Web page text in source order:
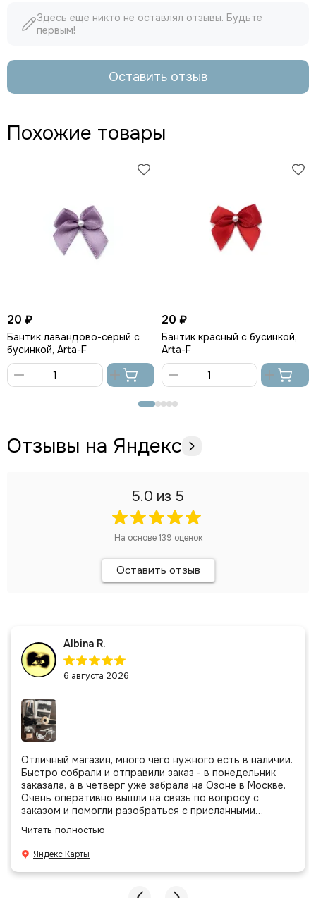
Здесь еще никто не оставлял отзывы. Будьте
первым!
Оставить отзыв
Похожие товары
20 ₽
Бантик лавандово-серый с
бусинкой, Arta-F
корзину
20 ₽
Бантик красный с бусинкой,
Arta-F
Отзывы на Яндекс
5.0 из 5
На основе139 оценок
Оставить отзыв
Albina R.
6 августа 2026
Отличный магазин, много чего нужного есть в наличии.
Быстро собрали и отправили заказ - в понедельник
заказала, а в четверг уже забрала на Озоне в Москве.
Очень оперативно вышли на связь по вопросу с
заказом и помогли разобраться с присланными
даже есть подарочек, очень приятно. Спасибо
большое команде!
Читать полностью
Яндекс Карты